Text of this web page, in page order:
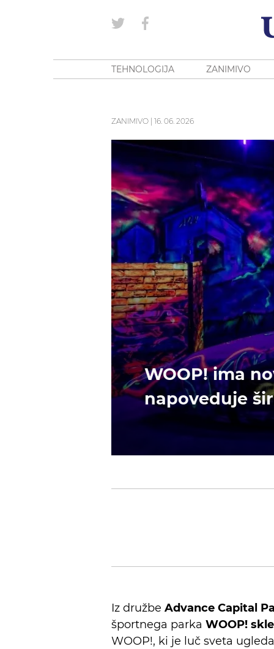
TEHNOLOGIJA ZANIMIVO
ZANIMIVO 16. 06. 2026
WOOP! ima
napoveduje
Iz družbe Advance Capital
športnega parka WOOP!
WOOP!, ki je luč sveta